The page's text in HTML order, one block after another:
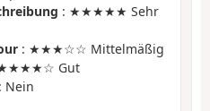
: ★★★★★ Sehr
: ★★★☆☆ Mittelmäßig
Gut
: Nein